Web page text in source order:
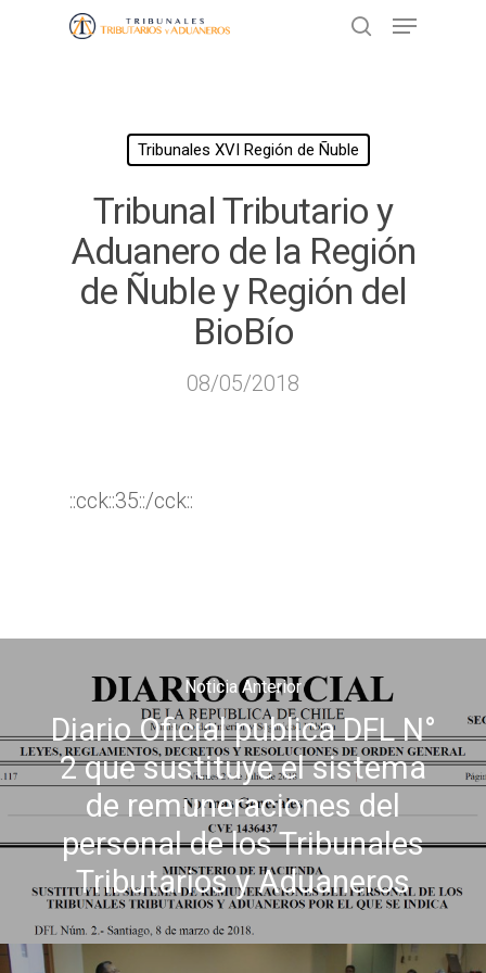
para cerrar
Tribunales XVI Región de Ñuble
Tribunal Tributario y
Aduanero de la Región
de Ñuble y Región del
BioBío
08/05/2018
::cck::35::/cck::
Noticia Anterior
Diario Oficial publica DFL N°
2 que sustituye el sistema
de remuneraciones del
personal de los Tribunales
Tributarios y Aduaneros
Inicio
TTA
Qué es TTA
Estadísticas TTA
TTA Transparente
Solicitud de acceso a la
Qué y cómo
Qué reclamar
Procedimientos y
Actividad TTA
Normativa
Jurisprudencia
Tribunales por
Noticias